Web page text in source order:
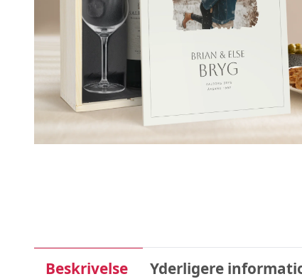
Beskrivelse Yderligere